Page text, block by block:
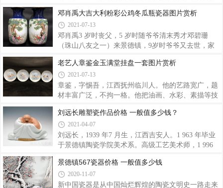
家”。毕渊明勤耕仓富五牛图瓷板画勤耕仓富。精品
粉彩重工走兽牛瓷板面、纯手绘，画工精美，栩栩如
生，毕渊明款。尺寸；90cm*37cm
江西分会会员，曾任景召镇市政协常委，景德镇市美
协理事。赵惠民习艺之初，以吴道子、仇英、周舫、
马骀、吴友如画家之画风画技为宗，又经专业培训，
并在长期研究和创作陶瓷人物绘画的艺术实践中，从
绘特点，把握器形、材质、烧成的变化，逐步形成了
清新秀丽、工致典雅之画风。他从艺60年来，创作成
果丰硕，成就卓著，享誉海内外。他的瓷画作
邓肖禹大吉大利粉彩公鸡冬瓜瓶瓷器图片赏析
2021-07-13
邓肖禹3 岁时丧父，5 岁时随爷爷清末秀才邓碧珊
（珠山八友之一）来景德镇，9岁时爷爷又去世，家
影响和熏陶，对陶瓷艺术有着浓厚的兴趣。13 岁进入
江西瓷业公司学艺，其间曾得到程意亭、刘雨岑等名
家指点，受益匪浅，技艺水平得到了迅速提高。邓肖
禹大吉大利粉彩公鸡冬瓜瓶瓷器图片赏析 颜色釉祭兰
工精美，胎质洁白，边沿描金，工艺精湛。邓肖禹
款。尺寸：47cm*24cm
老艺人章鉴金玉满堂挂盘一套图片赏析
2021-07-13
章鉴，字惕吾，江西抚州临川人。他的艺路宽广，题
材丰富广泛，不拘一格。他把油画、水彩、素描等技
史。他为了使画面色彩丰富，首创多次彩绘和多次烧
烤法，使瓷画艺术得到进一步发展和提高，形成了自
己独特的风格，在国内外享有很高的声誉。他的著名
作品有“斯大林”彩色半身像、500件鱼尾瓶。“创始人
良、张松茂等人参加当年7501瓷 的绘制。老艺人章鉴
金玉满堂挂盘一套图片赏析金玉满堂一九六六年精品
描金边鱼戏图挂盘。画工精美，生动逼
刘远长雕塑瓷作品价格 一般值多少钱？
2021-04-07
刘远长，1939 年7 月生，江西吉安人。1 963 年毕业
于景德镇陶瓷学院美术系。高级工艺美术师，1 996
从事陶瓷雕塑创作、研究和企业管理工作。享受国务
院颁发的“政府特殊津贴”，全国“五一劳动奖章”获得
者，系中国工艺美术学会高级会员，高岭陶艺学会会
景德镇567瓷器价格 一般值多少钱
2020-11-07
新中国瓷器是从中国灿烂辉煌的陶瓷文明史一路走来